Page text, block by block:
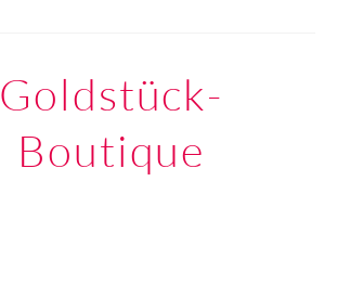
Goldstück-
Boutique